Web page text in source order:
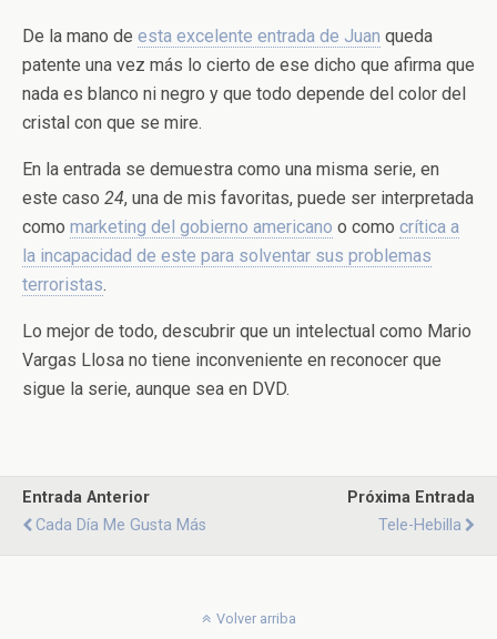
De la mano de esta excelente entrada de Juan queda
patente una vez más lo cierto de ese dicho que afirma que
nada es blanco ni negro y que todo depende del color del
cristal con que se mire.
En la entrada se demuestra como una misma serie, en
este caso 24, una de mis favoritas, puede ser interpretada
como marketing del gobierno americano o como crítica a
la incapacidad de este para solventar sus problemas
terroristas.
Lo mejor de todo, descubrir que un intelectual como Mario
Vargas Llosa no tiene inconveniente en reconocer que
sigue la serie, aunque sea en DVD.
Entrada Anterior
Cada Día Me Gusta Más
Próxima Entrada
Tele-Hebilla
Volver arriba